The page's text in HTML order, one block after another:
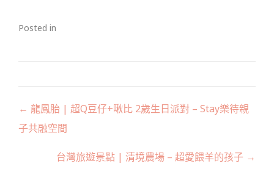
Posted in
Posts
navigation
← 龍鳳胎 | 超Q豆仔+啾比 2歲生日派對 – Stay樂待親
子共融空間
台灣旅遊景點 | 清境農場 – 超愛餵羊的孩子 →